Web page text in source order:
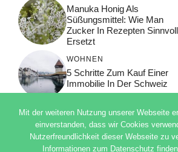
Manuka Honig Als
Süßungsmittel: Wie Man
Zucker In Rezepten Sinnvoll
Ersetzt
WOHNEN
5 Schritte Zum Kauf Einer
Immobilie In Der Schweiz
© 2026 ADSIMPLE
Mit der weiteren Nutzung unserer Webseite
einverstanden, dass wir Cookies
Nutzerfreundlichkeit dieser Webseite zu
Informationen zum Datenschutz